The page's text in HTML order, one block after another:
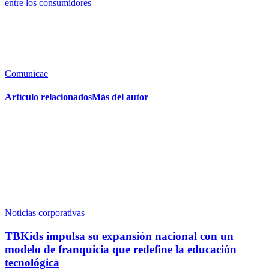
entre los consumidores
Comunicae
Artículo relacionadosMás del autor
Noticias corporativas
TBKids impulsa su expansión nacional con un
modelo de franquicia que redefine la educación
tecnológica